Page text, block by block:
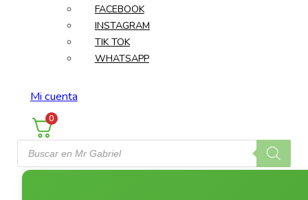
FACEBOOK
INSTAGRAM
TIK TOK
WHATSAPP
Mi cuenta
0
Búsqueda
de
productos